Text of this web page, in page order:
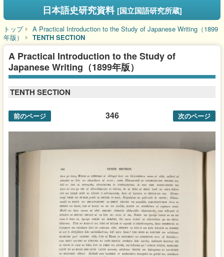
日本語史研究資料 [国立国語研究所蔵]
トップ
A Practical Introduction to the Study of Japanese Writing（1899
年版）
TENTH SECTION
A Practical Introduction to the Study of
Japanese Writing（1899年版）
TENTH SECTION
346 次のページ
前のページ